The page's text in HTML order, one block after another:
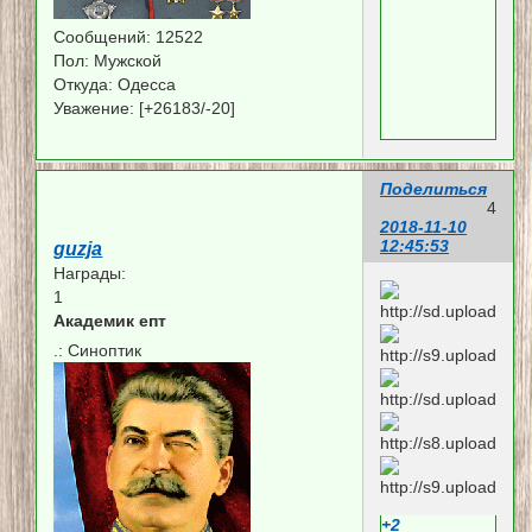
Сообщений: 12522
Пол: Мужской
Откуда: Одесса
Уважение: [+26183/-20]
Поделиться
4
2018-11-10
12:45:53
guzja
Награды:
1
Академик епт
.: Синоптик
+2